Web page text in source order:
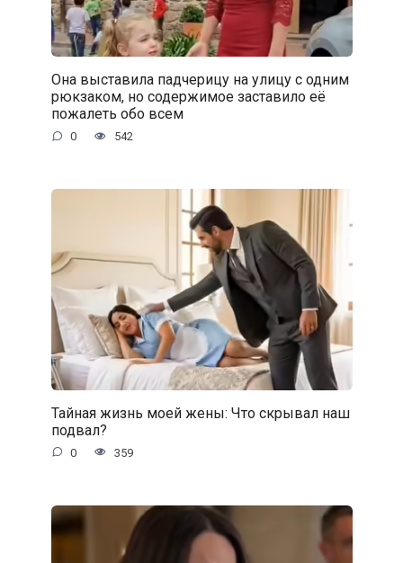
Она выставила падчерицу на улицу с одним
рюкзаком, но содержимое заставило её
пожалеть обо всем
0 542
Тайная жизнь моей жены: Что скрывал наш
подвал?
0 359